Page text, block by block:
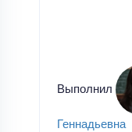
Выполнил
Геннадьевна